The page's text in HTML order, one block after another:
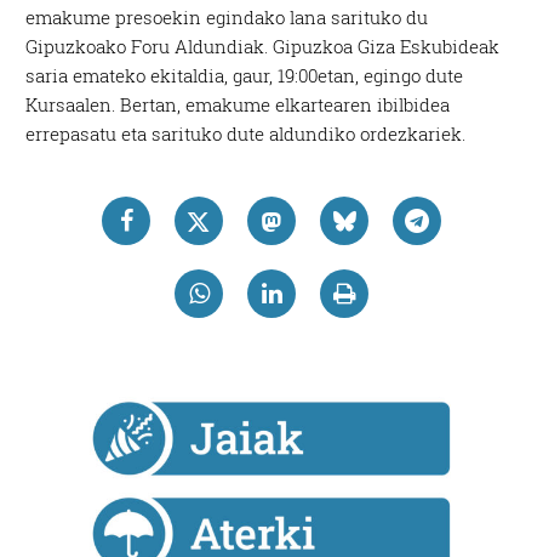
emakume presoekin egindako lana sarituko du
Gipuzkoako Foru Aldundiak. Gipuzkoa Giza Eskubideak
saria emateko ekitaldia, gaur, 19:00etan, egingo dute
Kursaalen. Bertan, emakume elkartearen ibilbidea
errepasatu eta sarituko dute aldundiko ordezkariek.